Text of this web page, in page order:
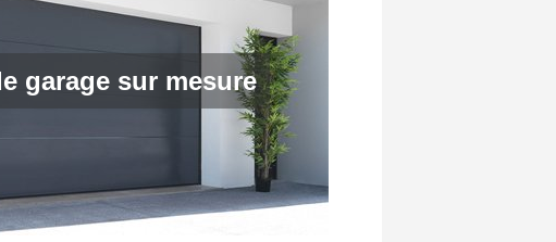
garage sur mesure